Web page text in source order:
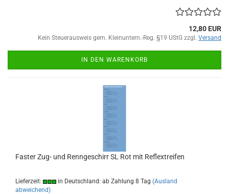
12,80 EUR
Kein Steuerausweis gem. Kleinuntern.-Reg. §19 UStG zzgl. Versand
IN DEN WARENKORB
Faster Zug- und Renngeschirr SL Rot mit Reflextreifen
Lieferzeit: in Deutschland: ab Zahlung 8 Tag (Ausland
abweichend)